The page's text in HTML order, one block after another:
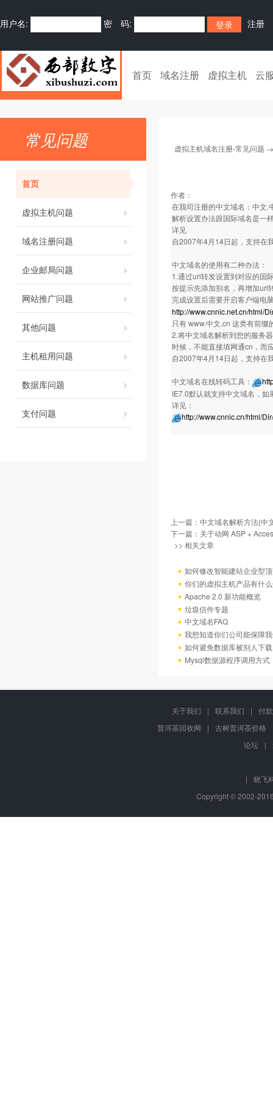
用户名: 密 码: 注册
首页 域名注册 虚拟主机 云
常见问题
首页
虚拟主机问题
域名注册问题
企业邮局问题
网站推广问题
其他问题
主机租用问题
数据库问题
支付问题
虚拟主机域名注册-常见问题
作者：
在我司注册的中文域名：中文.
解析设置办法跟国际域名是一
详见
自2007年4月14日起，支持在
中文域名的使用有二种办法：
1.通过url转发设置到对应的国
按提示先添加别名，再增加url
完成设置后需要开启客户端电
http://www.cnnic.net.cn/html/
只有 www.中文.cn 这类有前
2.将中文域名解析到您的服务
时候，不能直接填网通cn，而
自2007年4月14日起，支持在
中文域名在线转码工具：
IE7.0默认就支持中文域名，
详见：
http://www.cnnic.cn/html/
上一篇： 中文域名解析方法(中
下一篇： 关于动网 ASP +
>> 相关文章
如何修改智能建站企业型
你们的虚拟主机产品有什
Apache 2.0 新功能概览
垃圾信件专题
中文域名FAQ
我想知道你们公司能保障
如何避免数据库被别人下
Mysql数据源程序调用方
关于我们 | 联系我们 |
付
普洱茶回收网
| 古树普洱茶价格
论坛
|
|
晓飞
Copyright © 2002-